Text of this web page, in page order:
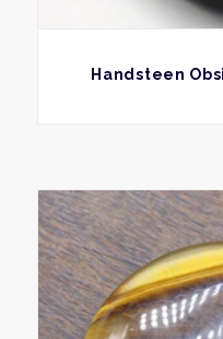
BEKIJK
Handsteen